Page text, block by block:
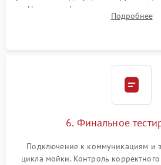
Надежная фиксация хомутов
сборка корпуса и установка
Подробнее
6. Финальное
Подключение к коммуникациям и
цикла мойки. Контроль